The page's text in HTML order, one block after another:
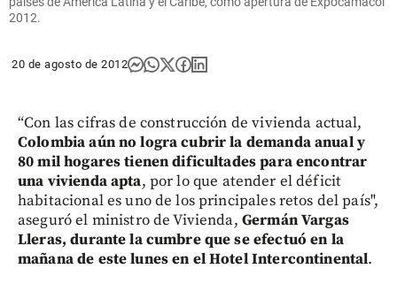
2012.
20 de agosto de 2012
“Con las cifras de construcción de vivienda actual,
Colombia aún no logra cubrir la demanda anual y
80 mil hogares tienen dificultades para encontrar
una vivienda apta, por lo que atender el déficit
habitacional es uno de los principales retos del país",
aseguró el ministro de Vivienda, Germán Vargas
Lleras, durante la cumbre que se efectuó en la
mañana de este lunes en el Hotel Intercontinental.